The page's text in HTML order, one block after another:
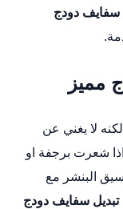
سفايف دودج
مميز
لا يغني عن
شعرت برجفة او
البنشر مع
تبديل سفايف دودج